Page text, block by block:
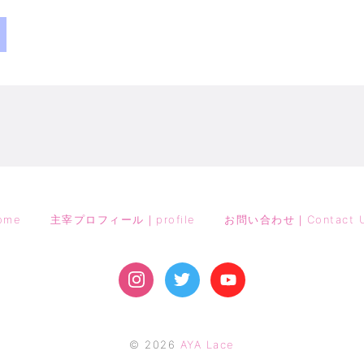
主宰プロフィール｜profile お問い合わせ｜Contact
© 2026 AYA Lace